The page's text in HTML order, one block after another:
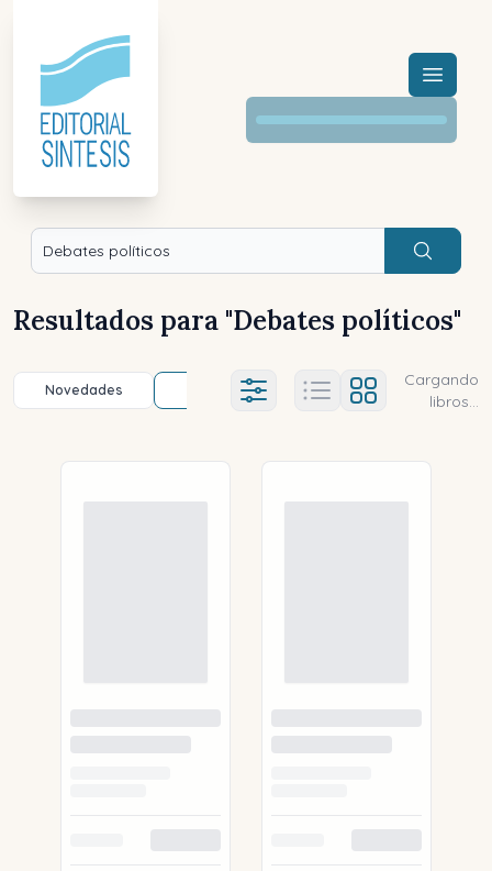
Menú
Buscar
Resultados para "Debates políticos"
Novedades Título (a-z) Título (z-a)
Ajustes abierto
Cargando
libros...